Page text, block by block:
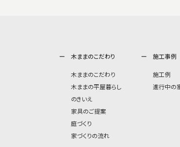
木ままのこだわり
木ままのこだわり
木ままの平屋暮らし
のきいえ
家具のご提案
庭づくり
家づくりの流れ
施工事例
施工例
進行中の